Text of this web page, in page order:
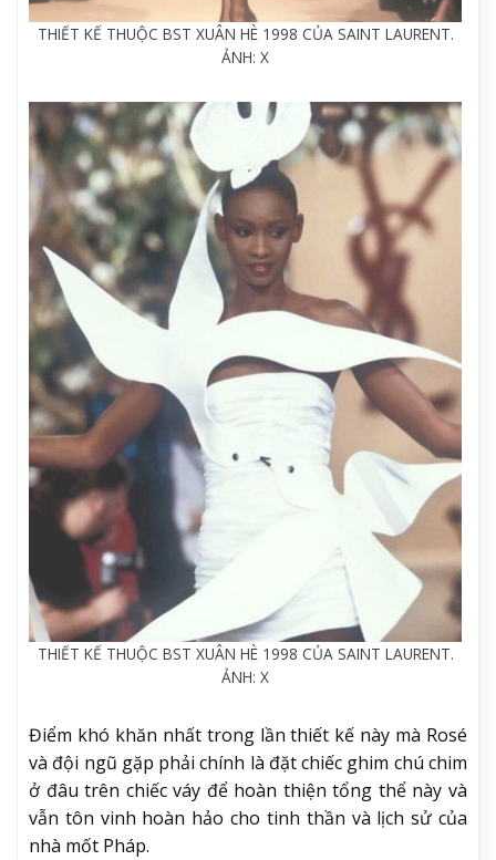
THIẾT KẾ THUỘC BST XUÂN HÈ 1998 CỦA SAINT LAURENT.
ẢNH: X
THIẾT KẾ THUỘC BST XUÂN HÈ 1998 CỦA SAINT LAURENT.
ẢNH: X
Điểm khó khăn nhất trong lần thiết kế này mà Rosé
và đội ngũ gặp phải chính là đặt chiếc ghim chú chim
ở đâu trên chiếc váy để hoàn thiện tổng thể này và
vẫn tôn vinh hoàn hảo cho tinh thần và lịch sử của
nhà mốt Pháp.